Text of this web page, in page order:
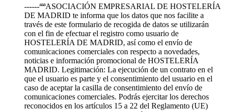
------ªªªASOCIACIÓN EMPRESARIAL DE HOSTELERÍA
DE MADRID te informa que los datos que nos facilite a
través de este formulario de recogida de datos se utilizarán
con el fin de efectuar el registro como usuario de
HOSTELERÍA DE MADRID, así como el envío de
comunicaciones comerciales con respecto a novedades,
noticias e información promocional de HOSTELERÍA
MADRID. Legitimación: La ejecución de un contrato en el
que el usuario es parte y el consentimiento del usuario en el
caso de aceptar la casilla de consentimiento del envío de
comunicaciones comerciales. Podrás ejercitar los derechos
reconocidos en los artículos 15 a 22 del Reglamento (UE)